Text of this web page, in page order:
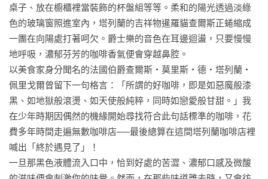
桌子、放在櫥櫃裡當裝飾的杯盤組等等。柔和的陽光透過淡綠
色的玻璃窗照進室內，塔列蘭的吉祥物暹羅貓查爾斯正蜷縮成
一團在向陽處打著呵欠。爵士樂的音色在耳邊迴盪，只要慢慢
地呼吸，濃郁芬芳的咖啡香氣便會穿越鼻腔。
以美食家身分聞名的法國伯爵查爾斯‧莫里斯‧德‧塔列蘭‧
佩里戈爾曾留下一句格言：「所謂的好咖啡，即是如惡魔般漆
黑、如地獄般滾燙、如天使般純粹，同時如戀愛般甘甜。」我
在少年時期因偶然的機緣開始尋找符合此句話標準的咖啡，花
費多年時間走遍無數咖啡店──最後總算在這間塔列蘭咖啡店裡
喊出「終於遇見了」！
一旦那黑色液體流入口中，恰到好處的苦澀、濃郁口感及微酸